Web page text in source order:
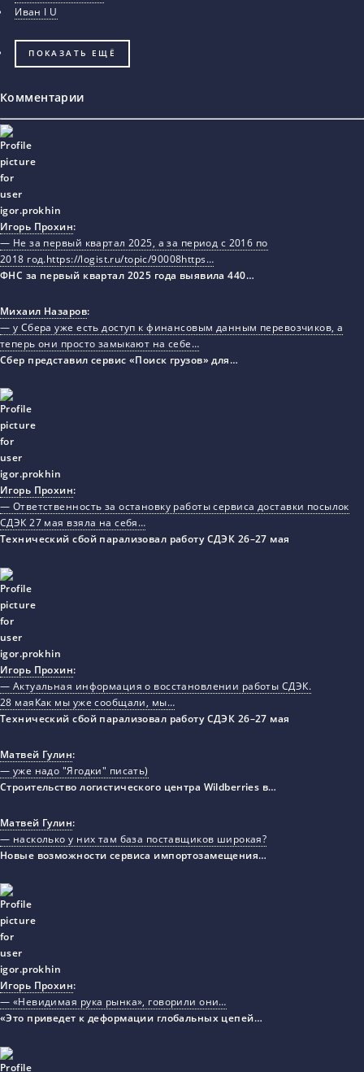
Иван I U
ПОКАЗАТЬ ЕЩЁ
Комментарии
Игорь Прохин:
— Не за первый квартал 2025, а за период с 2016 по
2018 год.https://logist.ru/topic/90008https…
ФНС за первый квартал 2025 года выявила 440…
Михаил Назаров:
— у Сбера уже есть доступ к финансовым данным перевозчиков, а
теперь они просто замыкают на себе…
Сбер представил сервис «Поиск грузов» для…
Игорь Прохин:
— Ответственность за остановку работы сервиса доставки посылок
СДЭК 27 мая взяла на себя…
Технический сбой парализовал работу СДЭК 26–27 мая
Игорь Прохин:
— Актуальная информация о восстановлении работы СДЭК.
28 маяКак мы уже сообщали, мы…
Технический сбой парализовал работу СДЭК 26–27 мая
Матвей Гулин:
— уже надо "Ягодки" писать)
Строительство логистического центра Wildberries в…
Матвей Гулин:
— насколько у них там база поставщиков широкая?
Новые возможности сервиса импортозамещения…
Игорь Прохин:
— «Невидимая рука рынка», говорили они…
«Это приведет к деформации глобальных цепей…